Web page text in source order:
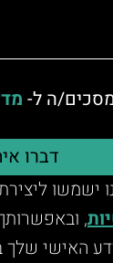
ה ל-
דברו
ישמשו
,
האישי שלך